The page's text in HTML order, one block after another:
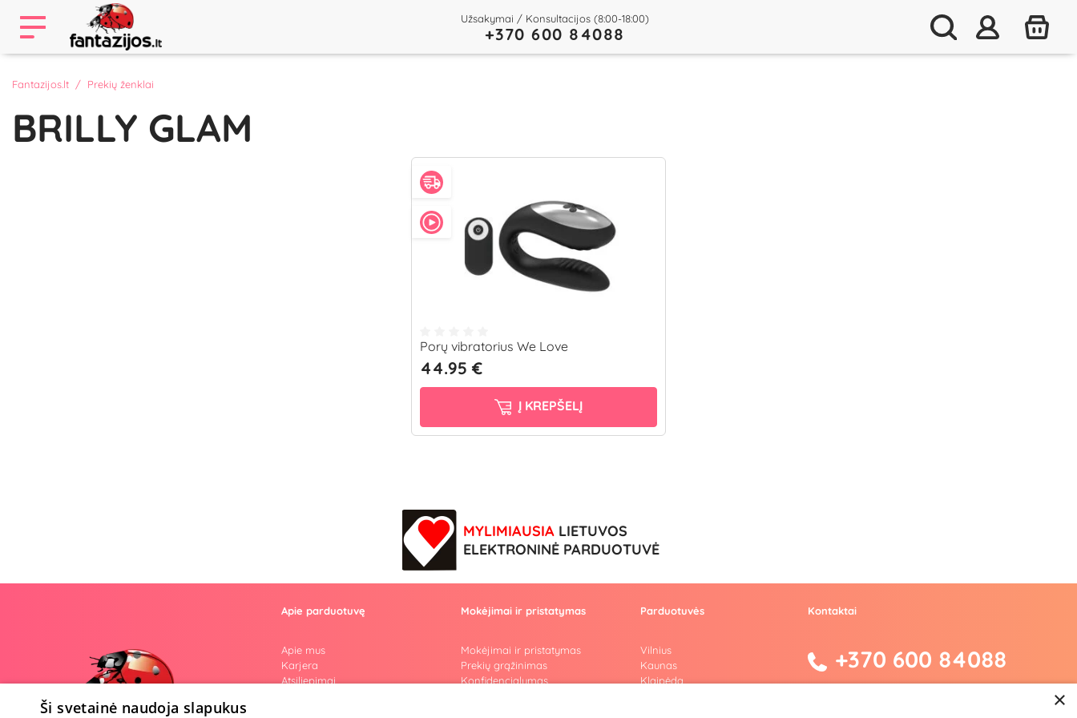
Užsakymai / Konsultacijos (8:00-18:00)
+370 600 84088
Fantazijos.lt Prekių ženklai
BRILLY GLAM
Porų vibratorius We Love
44.95 €
Į KREPŠELĮ
MYLIMIAUSIA LIETUVOS
ELEKTRONINĖ PARDUOTUVĖ
Apie parduotuvę
Apie mus
Karjera
Atsiliepimai
Mokėjimai ir pristatymas
Mokėjimai ir pristatymas
Prekių grąžinimas
Konfidencialumas
Parduotuvės
Vilnius
Kaunas
Klaipėda
Kontaktai
+370 600 84088
×
Ši svetainė naudoja slapukus